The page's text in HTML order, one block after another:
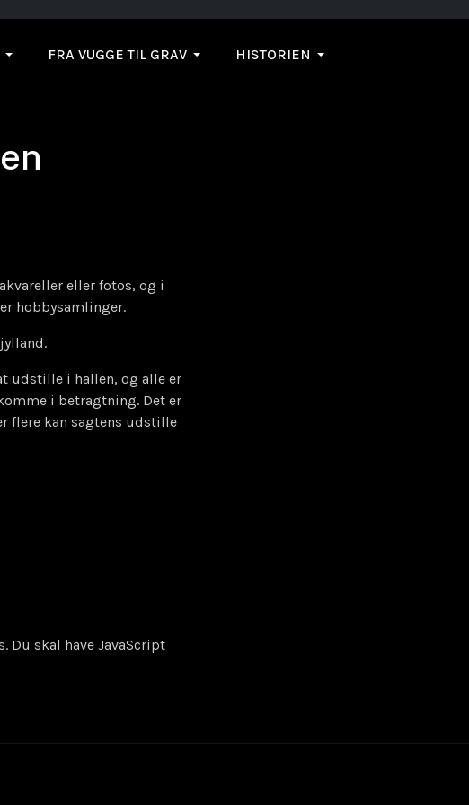
FRA VUGGE TIL GRAV HISTORIEN
eller fotos, og i
hobbysamlinger.
udstille i hallen, og alle er
i betragtning. Det er
flere kan sagtens udstille
Du skal have JavaScript